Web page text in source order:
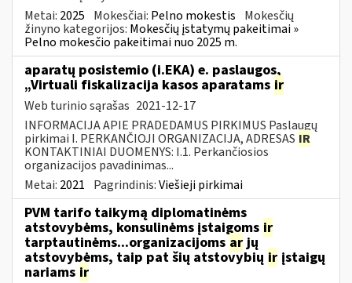
Metai: 2025 Mokesčiai: Pelno mokestis Mokesčių
žinyno kategorijos: Mokesčių įstatymų pakeitimai »
Pelno mokesčio pakeitimai nuo 2025 m.
aparatų posistemio (i.EKA) e. paslaugos,
„Virtuali fiskalizacija kasos aparatams ir
Web turinio sąrašas 2021-12-17
INFORMACIJA APIE PRADEDAMUS PIRKIMUS Paslaugų
pirkimai I. PERKANČIOJI ORGANIZACIJA, ADRESAS IR
KONTAKTINIAI DUOMENYS: I.1. Perkančiosios
organizacijos pavadinimas...
Metai: 2021 Pagrindinis:Viešieji pirkimai
PVM tarifo taikymą diplomatinėms
atstovybėms, konsulinėms įstaigoms ir
tarptautinėms...organizacijoms arjų
atstovybėms, taip pat šių atstovybių ir įstaigų
nariams ir